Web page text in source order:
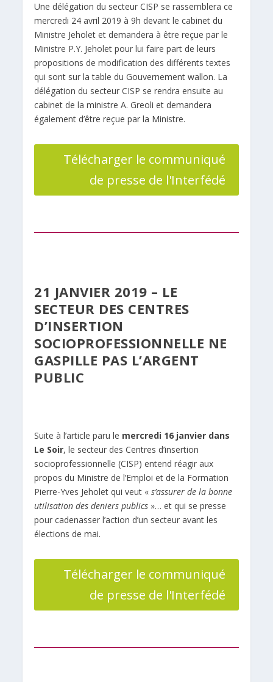
Une délégation du secteur CISP se rassemblera ce
mercredi 24 avril 2019 à 9h devant le cabinet du
Ministre Jeholet et demandera à être reçue par le
Ministre P.Y. Jeholet pour lui faire part de leurs
propositions de modification des différents textes
qui sont sur la table du Gouvernement wallon. La
délégation du secteur CISP se rendra ensuite au
cabinet de la ministre A. Greoli et demandera
également d’être reçue par la Ministre.
Télécharger le communiqué
de presse de l'Interfédé
21 JANVIER 2019 – LE
SECTEUR DES CENTRES
D’INSERTION
SOCIOPROFESSIONNELLE NE
GASPILLE PAS L’ARGENT
PUBLIC
Suite à l’article paru le mercredi 16 janvier dans
Le Soir, le secteur des Centres d’insertion
socioprofessionnelle (CISP) entend réagir aux
propos du Ministre de l’Emploi et de la Formation
Pierre-Yves Jeholet qui veut «s’assurer de la bonne
utilisation des deniers publics »… et qui se presse
pour cadenasser l’action d’un secteur avant les
élections de mai.
Télécharger le communiqué
de presse de l'Interfédé